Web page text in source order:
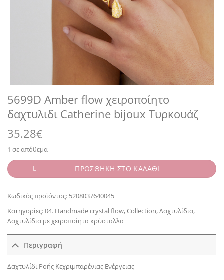
5699D Amber flow χειροποίητο
δαχτυλιδι Catherine bijoux Τυρκουάζ
35.28€
1 σε απόθεμα
ΠΡΟΣΘΗΚΗ ΣΤΟ ΚΑΛΑΘΙ
Κωδικός προϊόντος: 5208037640045
Κατηγορίες:04. Handmade crystal flow,Collection,Δαχτυλίδια,
Δαχτυλίδια με χειροποίητα κρύσταλλα
Περιγραφή
Δαχτυλίδι Ροής Κεχριμπαρένιας Ενέργειας